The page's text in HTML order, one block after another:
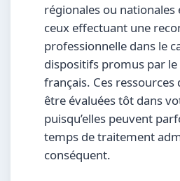
régionales ou
ceux effectuant une
professionnelle dans le
dispositifs promus par
français. Ces
être évaluées tôt dans
puisqu’elles peuvent
temps de traitement
conséquent.